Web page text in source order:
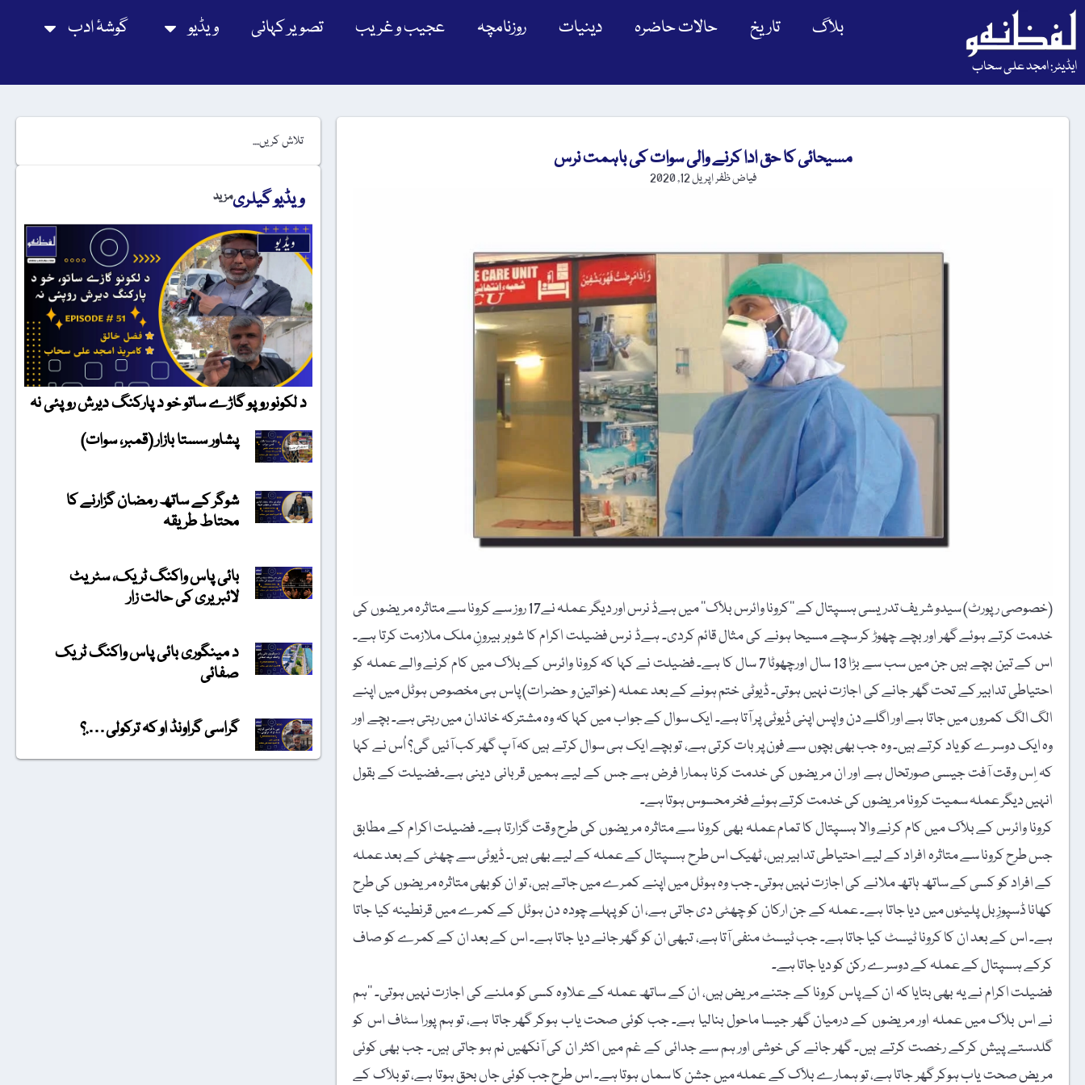
ایڈیٹر: امجد علی سحاب
بلاگ تاریخ حالات حاضرہ دینیات روزنامچہ عجیب و غریب تصویر کہانی ویڈیو گوشۂ ادب
مسیحائی کا حق ادا کرنے والی سوات کی باہمت نرس
فیاض ظفراپریل 12, 2020
(خصوصی رپورٹ) سیدو شریف تدریسی ہسپتال کے ’’کرونا وائرس بلاک‘‘ میں ہےڈ نرس اور دیگر عملہ نے17 روز سے کرونا سے متاثرہ مریضوں کی
خدمت کرتے ہوئے گھر اور بچے چھوڑ کر سچے مسیحا ہونے کی مثال قائم کردی۔ ہےڈ نرس فضیلت اکرام کا شوہر بیرونِ ملک ملازمت کرتا ہے۔
اس کے تین بچے ہیں جن میں سب سے بڑا 13 سال اورچھوٹا 7 سال کا ہے۔ فضیلت نے کہا کہ کرونا وائرس کے بلاک میں کام کرنے والے عملہ کو
احتیاطی تدابیر کے تحت گھر جانے کی اجازت نہیں ہوتی۔ ڈیوٹی ختم ہونے کے بعد عملہ (خواتین و حضرات) پاس ہی مخصوص ہوٹل میں اپنے
الگ الگ کمروں میں جاتا ہے اور اگلے دن واپس اپنی ڈیوٹی پر آتا ہے۔ ایک سوال کے جواب میں کہا کہ وہ مشترکہ خاندان میں رہتی ہے۔ بچے اور
وہ ایک دوسرے کو یاد کرتے ہیں۔ وہ جب بھی بچوں سے فون پر بات کرتی ہے، تو بچے ایک ہی سوال کرتے ہیں کہ آپ گھر کب آئیں گی؟ اُس نے کہا
کہ اِس وقت آفت جیسی صورتحال ہے اور ان مریضوں کی خدمت کرنا ہمارا فرض ہے جس کے لیے ہمیں قربانی دینی ہے۔فضیلت کے بقول
انہیں دیگر عملہ سمیت کرونا مریضوں کی خدمت کرتے ہوئے فخر محسوس ہوتا ہے۔
کرونا وائرس کے بلاک میں کام کرنے والا ہسپتال کا تمام عملہ بھی کرونا سے متاثرہ مریضوں کی طرح وقت گزارتا ہے۔ فضیلت اکرام کے مطابق
جس طرح کرونا سے متاثرہ افراد کے لیے احتیاطی تدابیر ہیں، ٹھیک اس طرح ہسپتال کے عملہ کے لیے بھی ہیں۔ ڈیوٹی سے چھٹی کے بعد عملہ
کے افراد کو کسی کے ساتھ ہاتھ ملانے کی اجازت نہیں ہوتی۔ جب وہ ہوٹل میں اپنے کمرے میں جاتے ہیں، تو ان کو بھی متاثرہ مریضوں کی طرح
کھانا ڈسپوزِبل پلیٹوں میں دیا جاتا ہے۔ عملہ کے جن ارکان کو چھٹی دی جاتی ہے، ان کو پہلے چودہ دن ہوٹل کے کمرے میں قرنطینہ کیا جاتا
ہے۔ اس کے بعد ان کا کرونا ٹیسٹ کیا جاتا ہے۔ جب ٹیسٹ منفی آتا ہے، تبھی ان کو گھر جانے دیا جاتا ہے۔ اس کے بعد ان کے کمرے کو صاف
کرکے ہسپتال کے عملہ کے دوسرے رکن کو دیا جاتا ہے۔
فضیلت اکرام نے یہ بھی بتایا کہ ان کے پاس کرونا کے جتنے مریض ہیں، ان کے ساتھ عملہ کے علاوہ کسی کو ملنے کی اجازت نہیں ہوتی۔ ’’ہم
نے اس بلاک میں عملہ اور مریضوں کے درمیان گھر جیسا ماحول بنالیا ہے۔ جب کوئی صحت یاب ہوکر گھر جاتا ہے، تو ہم پورا سٹاف اس کو
گلدستے پیش کرکے رخصت کرتے ہیں۔ گھر جانے کی خوشی اور ہم سے جدائی کے غم میں اکثر ان کی آنکھیں نم ہو جاتی ہیں۔ جب بھی کوئی
مریض صحت یاب ہوکر گھر جاتا ہے، تو ہمارے بلاک کے عملہ میں جشن کا سماں ہوتا ہے۔ اس طرح جب کوئی جاں بحق ہوتا ہے، تو بلاک کے
ویڈیو گیلریمزید
د لکونو روپو گاڑے ساتو خو د پارکنگ دیرش روپئی نہ
پشاور سستا بازار (قمبر، سوات)
شوگر کے ساتھ رمضان گزارنے کا
محتاط طریقہ
بائی پاس واکنگ ٹریک، سٹریٹ
لائبریری کی حالت زار
د مینگوری بائی پاس واکنگ ٹریک
صفائی
گراسی گراونڈ او کہ ترکولی….؟